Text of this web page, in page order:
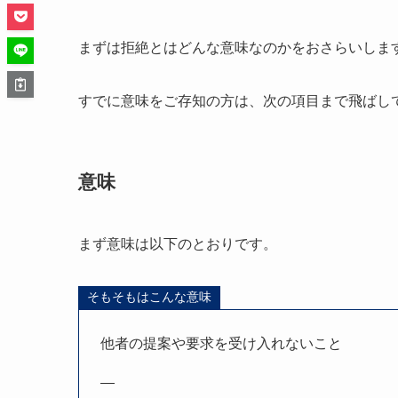
まずは拒絶とはどんな意味なのかをおさらいしま
すでに意味をご存知の方は、次の項目まで飛ばし
意味
まず意味は以下のとおりです。
そもそもはこんな意味
他者の提案や要求を受け入れないこと
—